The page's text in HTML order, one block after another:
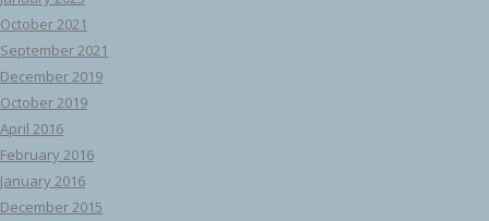
October 2021
September 2021
December 2019
October 2019
April 2016
February 2016
January 2016
December 2015